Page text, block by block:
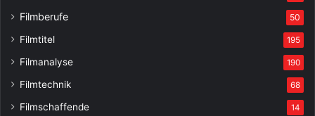
Filmberufe 50
Filmtitel 195
Filmanalyse 190
Filmtechnik 68
Filmschaffende 14